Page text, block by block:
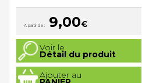
A partir de : 9,00€
Voir le
Détail du produit
Ajouter au
Ce
produit
a
plusieurs
variations.